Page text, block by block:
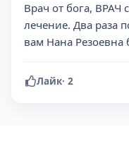
Врач от бога,
лечение. Два раза
вам Нана
Лайк· 2